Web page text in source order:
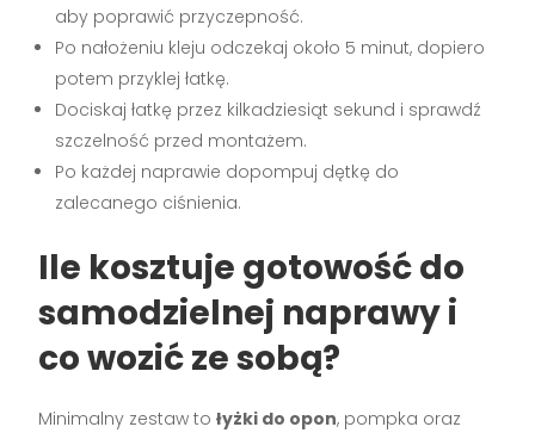
aby poprawić przyczepność.
Po nałożeniu kleju odczekaj około 5 minut, dopiero
potem przyklej łatkę.
Dociskaj łatkę przez kilkadziesiąt sekund i sprawdź
szczelność przed montażem.
Po każdej naprawie dopompuj dętkę do
zalecanego ciśnienia.
Ile kosztuje gotowość do
samodzielnej naprawy i
co wozić ze sobą?
Minimalny zestaw tołyżki do opon, pompka oraz